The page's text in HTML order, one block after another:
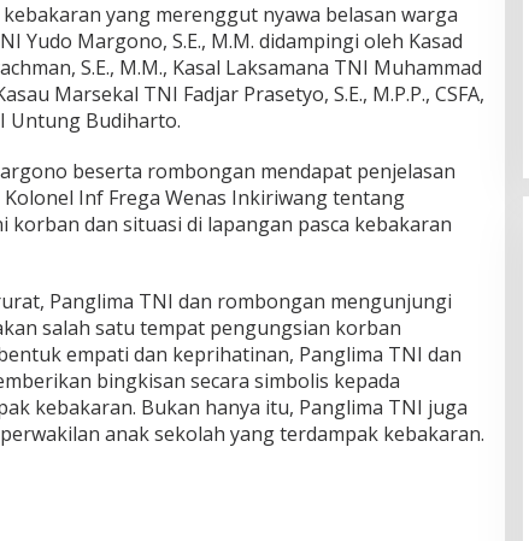
yang merenggut nyawa belasan warga
Yudo Margono, S.E., M.M. didampingi oleh Kasad
S.E., M.M., Kasal Laksamana TNI Muhammad
Marsekal TNI Fadjar Prasetyo, S.E., M.P.P., CSFA,
Untung Budiharto.
beserta rombongan mendapat penjelasan
Inf Frega Wenas Inkiriwang tentang
dan situasi di lapangan pasca kebakaran
Panglima TNI dan rombongan mengunjungi
salah satu tempat pengungsian korban
empati dan keprihatinan, Panglima TNI dan
bingkisan secara simbolis kepada
kebakaran. Bukan hanya itu, Panglima TNI juga
anak sekolah yang terdampak kebakaran.